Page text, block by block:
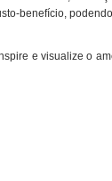
benefício,
e visualize o